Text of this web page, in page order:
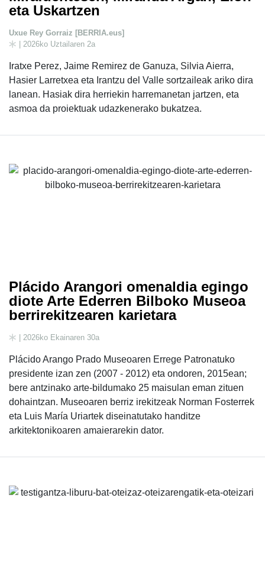
eta Uskartzen
Uxue Rey Gorraiz [BERRIA.eus]
| 2026ko Uztailaren 2a
Iratxe Perez, Jaime Remirez de Ganuza, Silvia Aierra,
Hasier Larretxea eta Irantzu del Valle sortzaileak ariko dira
lanean. Hasiak dira herriekin harremanetan jartzen, eta
asmoa da proiektuak udazkenerako bukatzea.
Plácido Arangori omenaldia egingo
diote Arte Ederren Bilboko Museoa
berrirekitzearen karietara
| 2026ko Ekainaren 30a
Plácido Arango Prado Museoaren Errege Patronatuko
presidente izan zen (2007 - 2012) eta ondoren, 2015ean;
bere antzinako arte-bildumako 25 maisulan eman zituen
dohaintzan. Museoaren berriz irekitzeak Norman Fosterrek
eta Luis María Uriartek diseinatutako handitze
arkitektonikoaren amaierarekin dator.